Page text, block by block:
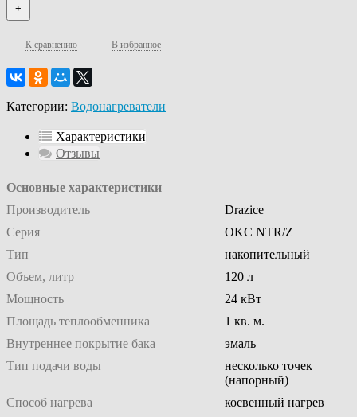
+
К сравнению В избранное
Категории: Водонагреватели
Характеристики
Отзывы
Основные характеристики
Производитель
Drazice
Серия
OKC NTR/Z
Тип
накопительный
Объем, литр
120 л
Мощность
24 кВт
Площадь теплообменника
1 кв. м.
Внутреннее покрытие бака
эмаль
Тип подачи воды
несколько точек
(напорный)
Способ нагрева
косвенный нагрев